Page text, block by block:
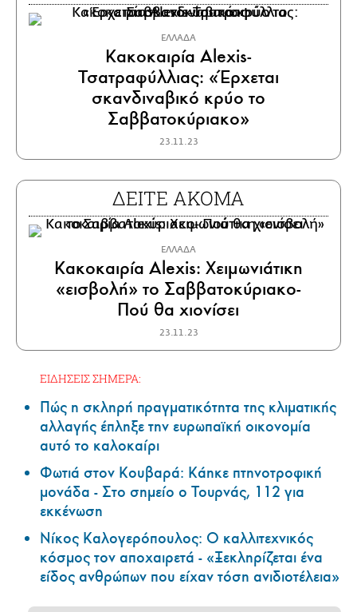
ΕΛΛΑΔΑ
Κακοκαιρία Alexis-
Τσατραφύλλιας: «Έρχεται
σκανδιναβικό κρύο το
Σαββατοκύριακο»
23.11.23
ΔΕΙΤΕ ΑΚΟΜΑ
ΕΛΛΑΔΑ
Κακοκαιρία Alexis: Χειμωνιάτικη
«εισβολή» το Σαββατοκύριακο-
Πού θα χιονίσει
23.11.23
ΕΙΔΗΣΕΙΣ ΣΗΜΕΡΑ:
Πώς η σκληρή πραγματικότητα της κλιματικής
αλλαγής έπληξε την ευρωπαϊκή οικονομία
αυτό το καλοκαίρι
Φωτιά στον Κουβαρά: Κάηκε πτηνοτροφική
μονάδα - Στο σημείο ο Τουρνάς, 112 για
εκκένωση
Νίκος Καλογερόπουλος: Ο καλλιτεχνικός
κόσμος τον αποχαιρετά - «Ξεκληρίζεται ένα
είδος ανθρώπων που είχαν τόση ανιδιοτέλεια»